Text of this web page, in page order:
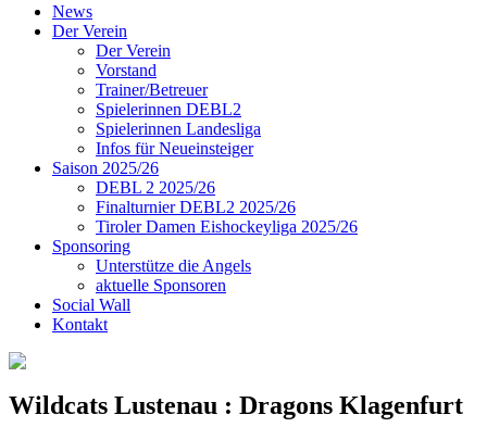
News
Der Verein
Der Verein
Vorstand
Trainer/Betreuer
Spielerinnen DEBL2
Spielerinnen Landesliga
Infos für Neueinsteiger
Saison 2025/26
DEBL 2 2025/26
Finalturnier DEBL2 2025/26
Tiroler Damen Eishockeyliga 2025/26
Sponsoring
Unterstütze die Angels
aktuelle Sponsoren
Social Wall
Kontakt
Wildcats Lustenau : Dragons Klagenfurt